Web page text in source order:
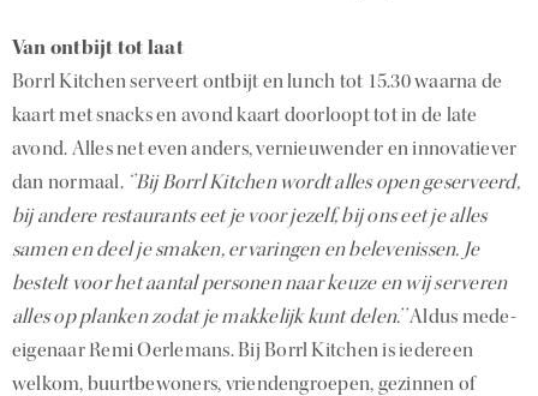
Van ontbijt tot laat
Borrl Kitchen serveert ontbijt en lunch tot 15.30 waarna de
kaart met snacks en avond kaart doorloopt tot in de late
avond. Alles net even anders, vernieuwender en innovatiever
dan normaal.‘’Bij Borrl Kitchen wordt alles open geserveerd,
bij andere restaurants eet je voor jezelf, bij ons eet je alles
samen en deel je smaken, ervaringen en belevenissen. Je
bestelt voor het aantal personen naar keuze en wij serveren
alles op planken zodat je makkelijk kunt delen.’’Aldus mede-
eigenaar Remi Oerlemans. Bij Borrl Kitchen is iedereen
welkom, buurtbewoners, vriendengroepen, gezinnen of